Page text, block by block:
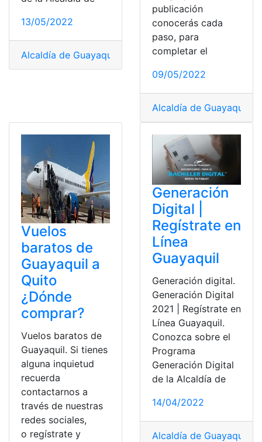
13/05/2022
Alcaldía de Guayaquil Bachiller Digital,Guayaquil
publicación
conocerás cada
paso, para
completar el
09/05/2022
Alcaldía de Guayaquil
Vuelos
baratos de
Guayaquil a
Quito
¿Dónde
comprar?
Vuelos baratos de
Guayaquil. Si tienes
alguna inquietud
recuerda
contactarnos a
través de nuestras
redes sociales,
o regístrate y
Generación
Digital |
Regístrate en
Línea
Guayaquil
Generación digital.
Generación Digital
2021 | Regístrate en
Línea Guayaquil.
Conozca sobre el
Programa
Generación Digital
de la Alcaldía de
14/04/2022
Alcaldía de Guayaquil